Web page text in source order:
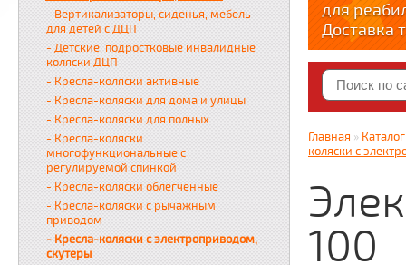
- Вертикализаторы, сиденья, мебель
для детей с ДЦП
- Детские, подростковые инвалидные
коляски ДЦП
- Кресла-коляски активные
- Кресла-коляски для дома и улицы
- Кресла-коляски для полных
- Кресла-коляски
многофункциональные с
регулируемой спинкой
- Кресла-коляски облегченные
- Кресла-коляски с рычажным
приводом
- Кресла-коляски с электроприводом,
скутеры
для
Доставка
по тел.
Краткие
Яндекс.
zabota16.ru
Всегда на
Главная » Каталог
коляски с
100